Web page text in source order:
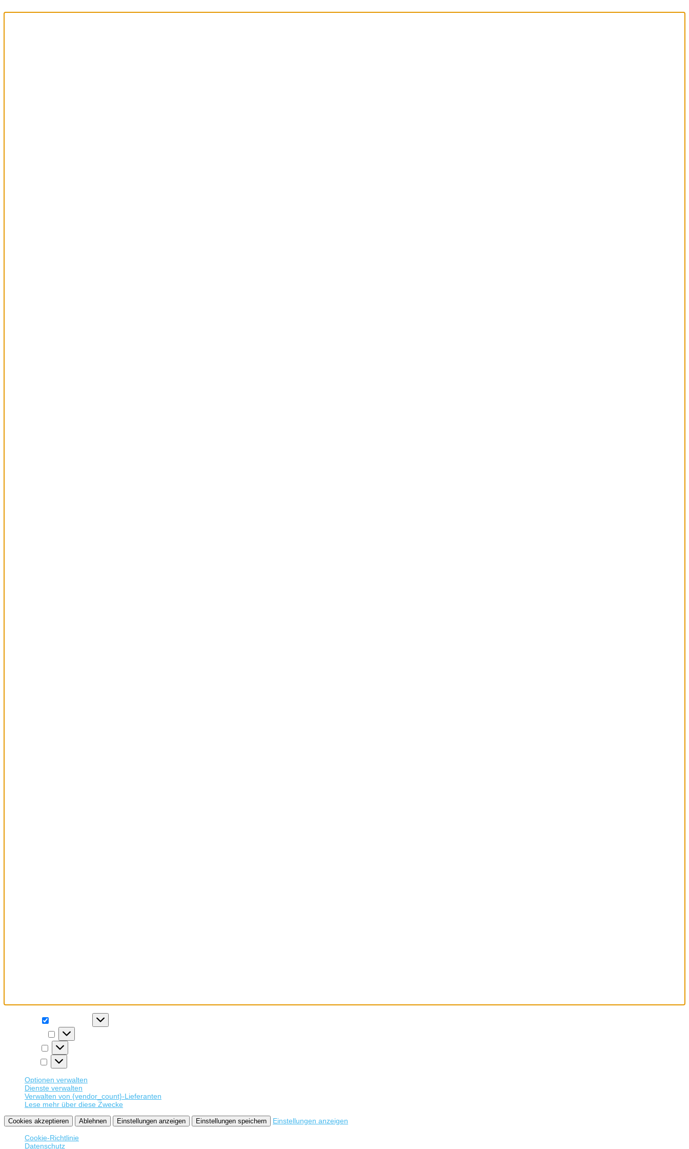
Präferenzen
Statistiken
Marketing
Optionen verwalten
Dienste verwalten
Verwalten von {vendor_count}-Lieferanten
Lese mehr über diese Zwecke
Cookies akzeptieren Ablehnen Einstellungen anzeigen Einstellungen speichern Einstellungen anzeigen
Cookie-Richtlinie
Datenschutz